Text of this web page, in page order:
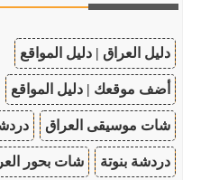
دليل العراق | دليل المواقع
أضف موقعك | دليل المواقع
شات موسيقى العراق
دردشة بنوتة شات بحور